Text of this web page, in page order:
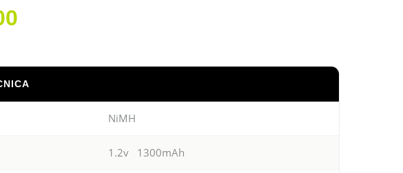
NiMH
1.2v 1300mAh